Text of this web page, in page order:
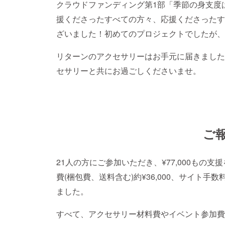
クラウドファンディング第1部「季節の身支
援くださったすべての方々、応援くださった
ざいました！初めてのプロジェクトでしたが
リターンのアクセサリーはお手元に届きまし
セサリーと共にお過ごしくださいませ。
ご
21人の方にご参加いただき、¥77,000もの支
費(梱包費、送料含む)約¥36,000、サイト手
ました。
すべて、アクセサリー材料費やイベント参加